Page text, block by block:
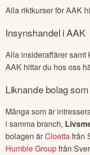
Alla riktkurser förAAK
Insynshandel iAAK
Alla insideraffärer samt
AAK hittar du hos oss
Liknande bolag som
Många som är
i samma branch,
bolagen ärCloettafrån
Humble Groupfrån